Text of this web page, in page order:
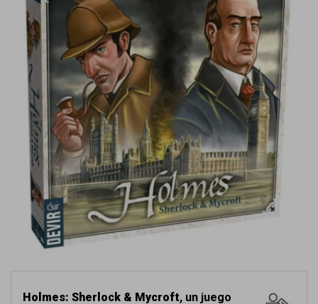
Holmes: Sherlock & Mycroft, un juego